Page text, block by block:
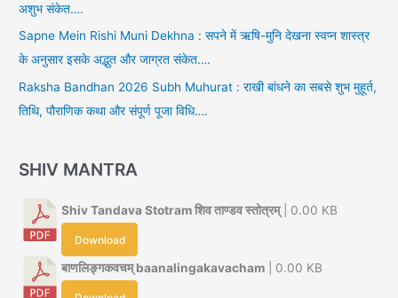
अशुभ संकेत….
Sapne Mein Rishi Muni Dekhna : सपने में ऋषि-मुनि देखना स्वप्न शास्त्र
के अनुसार इसके अद्भुत और जाग्रत संकेत….
Raksha Bandhan 2026 Subh Muhurat : राखी बांधने का सबसे शुभ मुहूर्त,
तिथि, पौराणिक कथा और संपूर्ण पूजा विधि….
SHIV MANTRA
Shiv Tandava Stotram शिव ताण्डव स्तोत्रम्| 0.00 KB
Download
बाणलिङ्गकवचम् baanalingakavacham | 0.00 KB